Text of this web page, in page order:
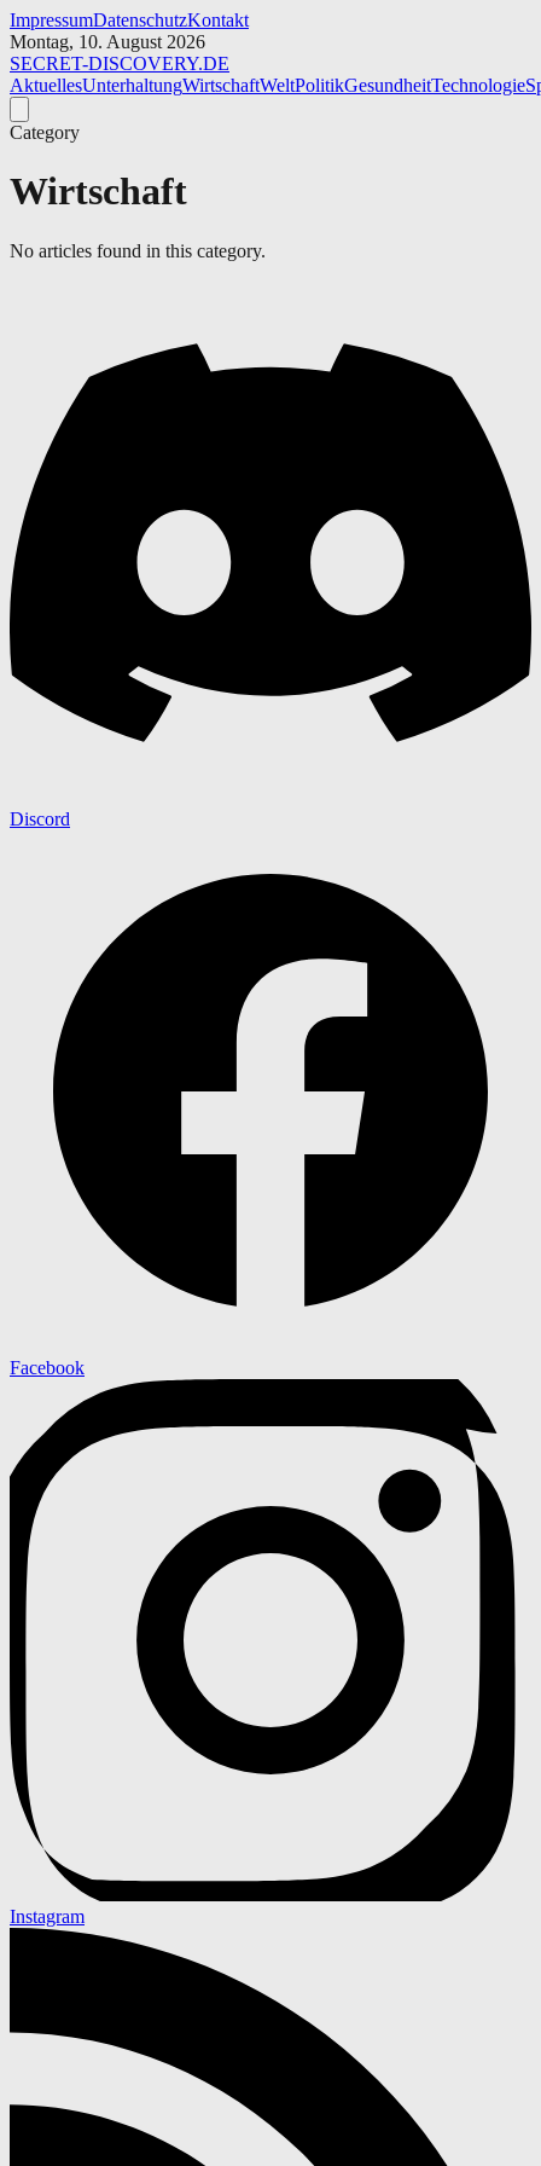
ImpressumDatenschutzKontakt
Montag, 10. August 2026
SECRET-DISCOVERY.DE
AktuellesUnterhaltungWirtschaftWeltPolitikGesundheitTechnologie
Category
Wirtschaft
No articles found in this category.
Discord
Facebook
Instagram